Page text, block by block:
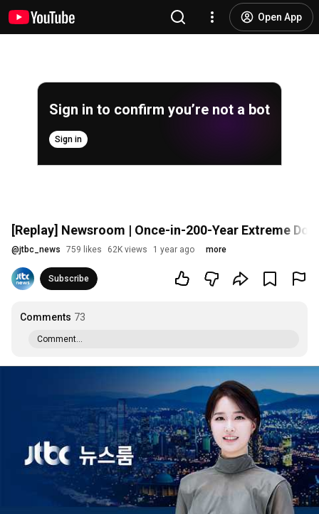
Open App
Sign in to confirm you’re not a bot
Sign in
[Replay] Newsroom | Once-in-200-Year Extreme
@jtbc_news 759 likes 62K views 1 year ago more
Subscribe
Comments 73
Comment...